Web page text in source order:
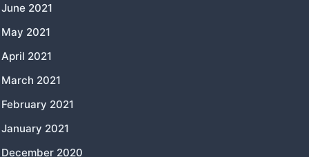
June 2021
May 2021
April 2021
March 2021
February 2021
January 2021
December 2020